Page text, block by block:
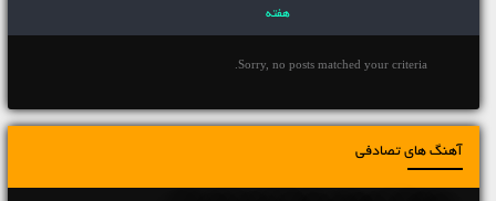
هفته
Sorry, no posts matched your criteria.
آهنگ های تصادفی